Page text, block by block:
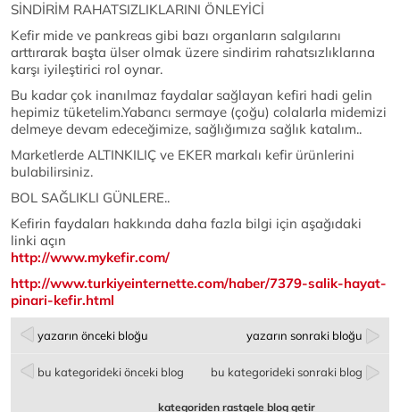
SİNDİRİM RAHATSIZLIKLARINI ÖNLEYİCİ
Kefir mide ve pankreas gibi bazı organların salgılarını
arttırarak başta ülser olmak üzere sindirim rahatsızlıklarına
karşı iyileştirici rol oynar.
Bu kadar çok inanılmaz faydalar sağlayan kefiri hadi gelin
hepimiz tüketelim.Yabancı sermaye (çoğu) colalarla midemizi
delmeye devam edeceğimize, sağlığımıza sağlık katalım..
Marketlerde ALTINKILIÇ ve EKER markalı kefir ürünlerini
bulabilirsiniz.
BOL SAĞLIKLI GÜNLERE..
Kefirin faydaları hakkında daha fazla bilgi için aşağıdaki
linki açın
http://www.mykefir.com/
http://www.turkiyeinternette.com/haber/7379-salik-hayat-
pinari-kefir.html
yazarın önceki bloğu yazarın sonraki bloğu
bu kategorideki önceki blog bu kategorideki sonraki blog
kategoriden rastgele blog getir